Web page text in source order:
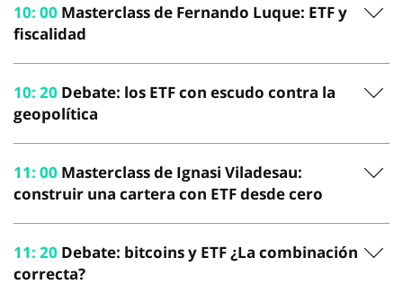
10: 00 Masterclass de Fernando Luque: ETF y
fiscalidad
10: 20 Debate: los ETF con escudo contra la
geopolítica
11: 00 Masterclass de Ignasi Viladesau:
construir una cartera con ETF desde cero
11: 20 Debate: bitcoins y ETF ¿La combinación
correcta?